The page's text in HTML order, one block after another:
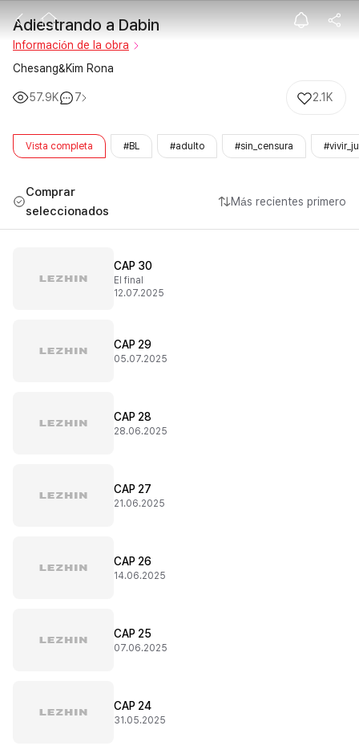
Adiestrando a
Adiestrando a Dabin
Información de la obra
Chesang&Kim Rona
57.9K 7 2.1K
Vista completa #BL #adulto #sin_censura
Comprar
seleccionados
Más recientes primero
CAP 30
El final
12.07.2025
CAP 29
05.07.2025
CAP 28
28.06.2025
CAP 27
21.06.2025
CAP 26
14.06.2025
CAP 25
07.06.2025
CAP 24
31.05.2025